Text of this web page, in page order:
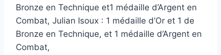
Bronze en Technique et1 médaille d’Argent en
Combat, Julian Isoux : 1 médaille d’Or et 1 de
Bronze en Technique, et 1 médaille d’Argent en
Combat,